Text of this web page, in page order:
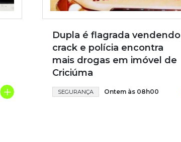
+
Dupla é flagrada vendendo
crack e polícia encontra
mais drogas em imóvel de
Criciúma
SEGURANÇA Ontem às 08h00